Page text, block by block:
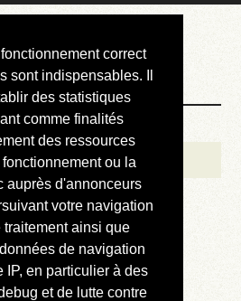
correct
sont indispensables. Il
des statistiques
comme finalités
des ressources
ou la
auprès d'annonceurs
votre navigation
ainsi que
de navigation
IP, en particulier à des
et de lutte contre
»